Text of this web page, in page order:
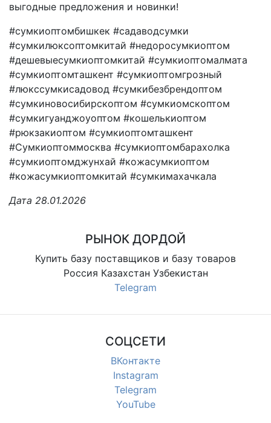
выгодные предложения и новинки!
#сумкиоптомбишкек #садаводсумки
#сумкилюксоптомкитай #недоросумкиоптом
#дешевыесумкиоптомкитай #сумкиоптомалмата
#сумкиоптомташкент #сумкиоптомгрозный
#люкссумкисадовод #сумкибезбрендоптом
#сумкиновосибирскоптом #сумкиомскоптом
#сумкигуанджоуоптом #кошелькиоптом
#рюкзакиоптом #сумкиоптомташкент
#Сумкиоптоммосква #сумкиоптомбарахолка
#сумкиоптомджунхай #кожасумкиоптом
#кожасумкиоптомкитай #сумкимахачкала
Дата 28.01.2026
РЫНОК ДОРДОЙ
Купить базу поставщиков и базу товаров
Россия Казахстан Узбекистан
Telegram
СОЦСЕТИ
ВКонтакте
Instagram
Telegram
YouTube